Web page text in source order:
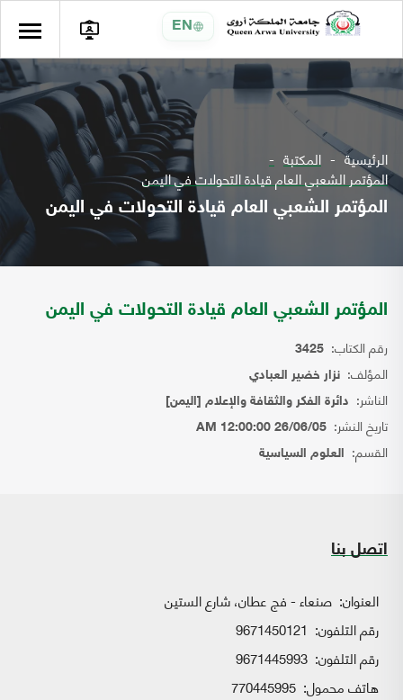
EN
الرئيسية المكتبة
المؤتمر الشعبي العام قيادة التحولات في اليمن
المؤتمر الشعبي العام قيادة التحولات في اليمن
المؤتمر الشعبي العام قيادة التحولات في اليمن
رقم الكتاب: 3425
المؤلف: نزار خضير العبادي
الناشر: دائرة الفكر والثقافة والإعلام [اليمن]
تاريخ النشر: 26/06/05 12:00:00 AM
القسم: العلوم السياسية
اتصل بنا
العنوان: صنعاء - فج عطان، شارع الستين
رقم التلفون: 9671450121
رقم التلفون: 9671445993
هاتف محمول: 770445995